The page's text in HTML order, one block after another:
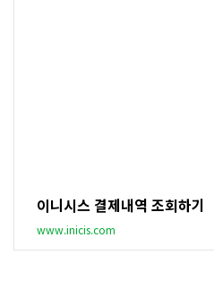
이니시스 결제내역 조회하기
www.inicis.com